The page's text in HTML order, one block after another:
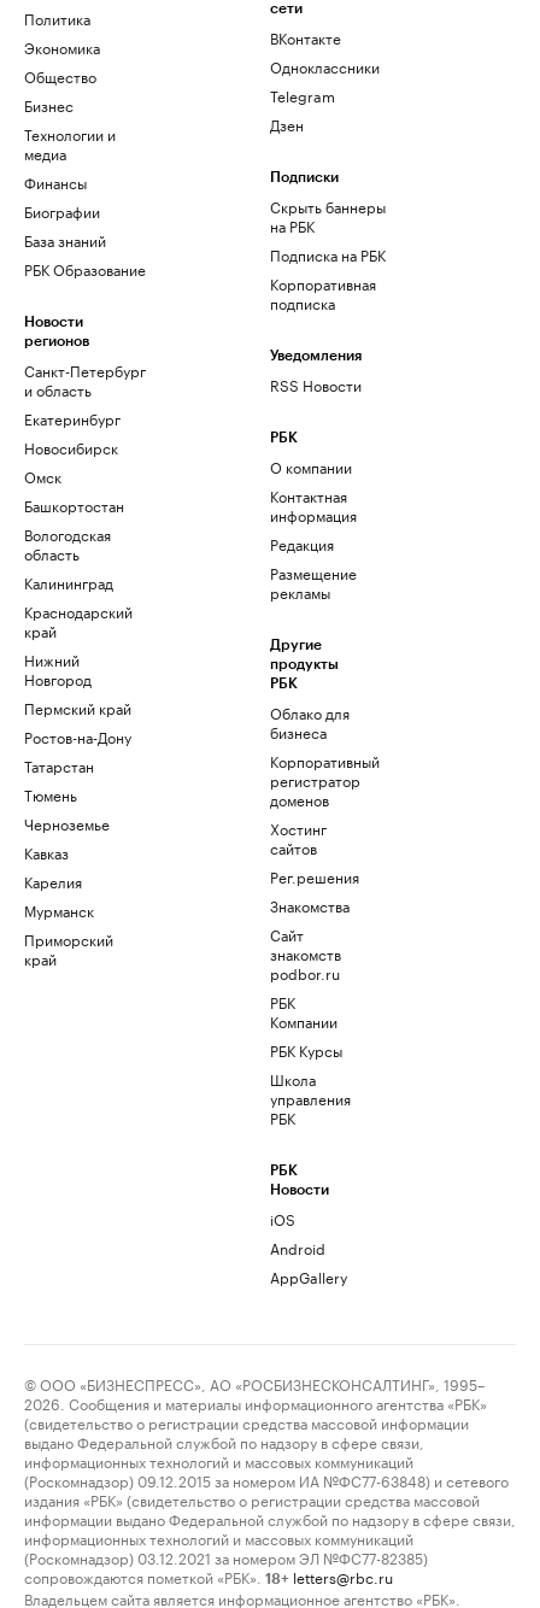
Политика
Экономика
Общество
Бизнес
Технологии и
медиа
Финансы
Биографии
База знаний
РБК Образование
Новости
регионов
Санкт-Петербург
и область
Екатеринбург
Новосибирск
Омск
Башкортостан
Вологодская
область
Калининград
Краснодарский
край
Нижний
Новгород
Пермский край
Ростов-на-Дону
Татарстан
Тюмень
Черноземье
Кавказ
Карелия
Мурманск
Приморский
край
сети
ВКонтакте
Одноклассники
Telegram
Дзен
Подписки
Скрыть баннеры
на РБК
Подписка на РБК
Корпоративная
подписка
Уведомления
RSS Новости
РБК
О компании
Контактная
информация
Редакция
Размещение
рекламы
Другие
продукты
РБК
Облако для
бизнеса
Корпоративный
регистратор
доменов
Хостинг
сайтов
Рег.решения
Знакомства
Сайт
знакомств
podbor.ru
РБК
Компании
РБК Курсы
Школа
управления
РБК
РБК
Новости
iOS
Android
AppGallery
© ООО «БИЗНЕСПРЕСС», АО «РОСБИЗНЕСКОНСАЛТИНГ», 1995–
2026. Сообщения и материалы информационного агентства «РБК»
(свидетельство о регистрации средства массовой информации
выдано Федеральной службой по надзору в сфере связи,
информационных технологий и массовых коммуникаций
(Роскомнадзор) 09.12.2015 за номером ИА №ФС77-63848) и сетевого
издания «РБК» (свидетельство о регистрации средства массовой
информации выдано Федеральной службой по надзору в сфере связи,
информационных технологий и массовых коммуникаций
(Роскомнадзор) 03.12.2021 за номером ЭЛ №ФС77-82385)
сопровождаются пометкой «РБК».
18+ letters@rbc.ru
Владельцем сайта является информационное агентство «РБК».